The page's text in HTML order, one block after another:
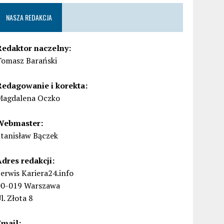
NASZA REDAKCJA
naczelny:
Barański
i korekta:
Oczko
Bączek
redakcji:
Kariera24.info
019 Warszawa
Złota 8